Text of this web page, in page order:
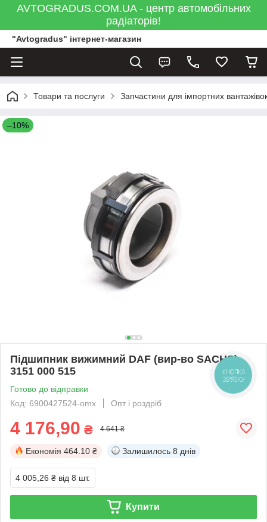
AVTOGRADUS.COM.UA - центр автомобільних
радіаторів!
"Avtogradus" інтернет-магазин
Товари та послуги Запчастини для імпортних
–10%
Підшипник вижимний DAF (вир-во SACHS)
3151 000 515
Готово до відправки
Код: 6900427524-omx
Опт і роздріб
4 176,90 ₴ 4 641 ₴
Економія 464.10 ₴ Залишилось 8 днів
4 005,26 ₴ від 8 шт.
Купити
КНОПКА
ЗВ'ЯЗКУ